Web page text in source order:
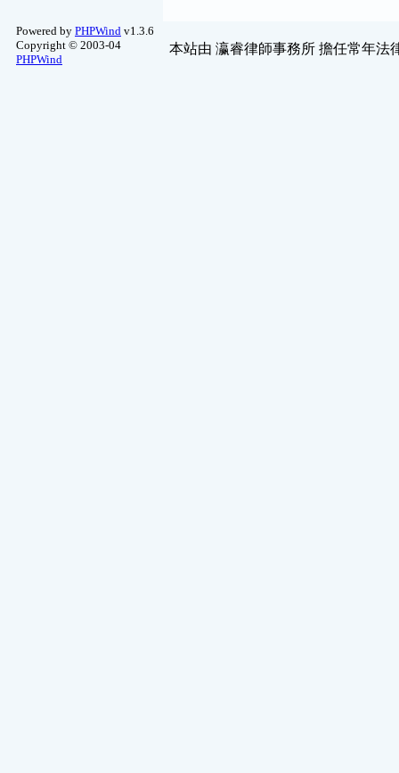
Powered by PHPWind v1.3.6
Copyright © 2003-04
PHPWind
本站由 瀛睿律師事務所 擔任常年法